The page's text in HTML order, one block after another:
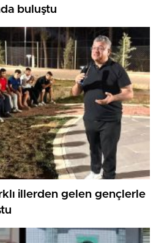
buluştu
illerden gelen gençlerle